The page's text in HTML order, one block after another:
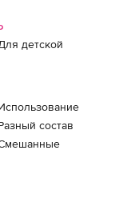
детской
состав